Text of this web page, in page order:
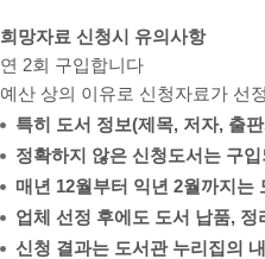
희망자료 신청시 유의사항
연 2회 구입합니다
예산 상의 이유로 신청자료가 선
특히 도서 정보(제목, 저자, 출
정확하지 않은 신청도서는 구
매년 12월부터 익년 2월까지는
업체 선정 후에도 도서 납품, 정
신청 결과는 도서관 누리집의